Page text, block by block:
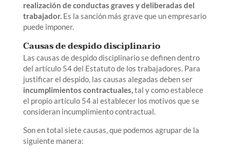
realización de conductas graves y deliberadas del
trabajador.Es la sanción más grave que un empresario
puede imponer.
Causas de despido disciplinario
Las causas de despido disciplinario se definen dentro
del artículo 54 del Estatuto de los trabajadores. Para
justificar el despido, las causas alegadas deben ser
incumplimientos contractuales,tal y como establece
el propio artículo 54 al establecer los motivos que se
consideran incumplimiento contractual.
Son en total siete causas, que podemos agrupar de la
siguiente manera: